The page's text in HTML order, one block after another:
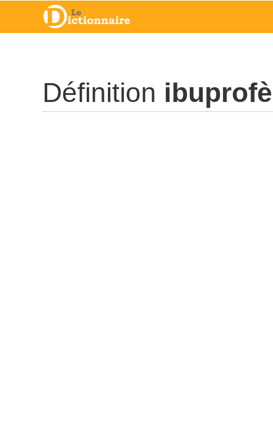
Définition